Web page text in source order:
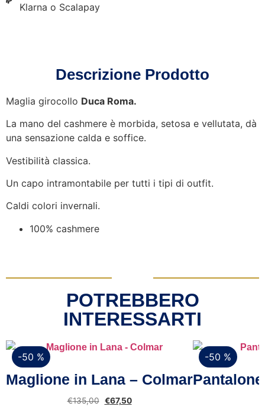
Klarna o Scalapay
Descrizione Prodotto
Maglia girocollo Duca Roma.
La mano del cashmere è morbida, setosa e vellutata, dà
una sensazione calda e soffice.
Vestibilità classica.
Un capo intramontabile per tutti i tipi di outfit.
Caldi colori invernali.
100% cashmere
POTREBBERO
INTERESSARTI
-50 %
Maglione in Lana – Colmar
€135,00 €67,50
-50 %